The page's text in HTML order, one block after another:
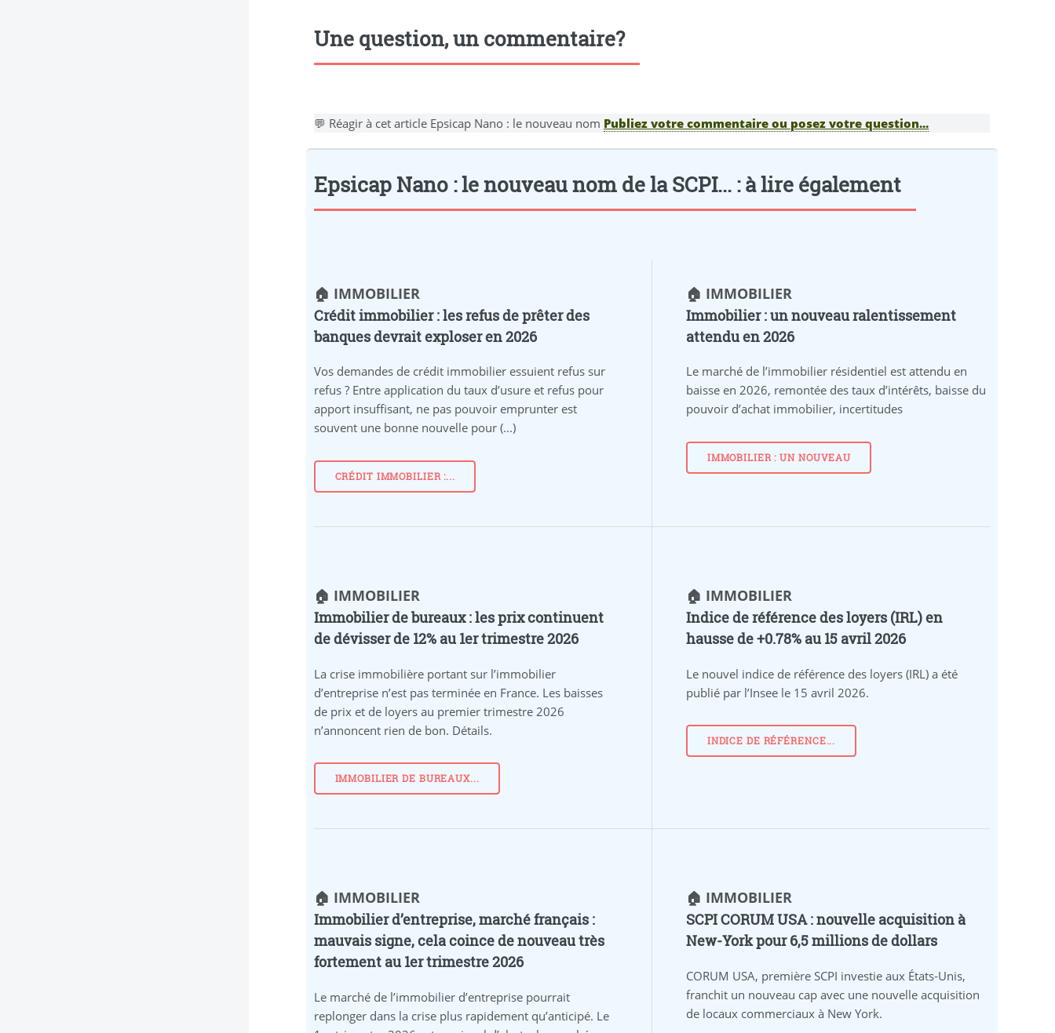
Une question, un commentaire?
💬 Réagir à cet article Epsicap Nano : le nouveau nom Publiez votre commentaire ou posez votre question...
Epsicap Nano : le nouveau nom de la SCPI... : à lire également
🏠 IMMOBILIER
Crédit immobilier : les refus de prêter des
banques devrait exploser en 2026
Vos demandes de crédit immobilier essuient refus sur
refus ? Entre application du taux d’usure et refus pour
apport insuffisant, ne pas pouvoir emprunter est
souvent une bonne nouvelle pour (...)
CRÉDIT IMMOBILIER :...
🏠 IMMOBILIER
Immobilier : un nouveau ralentissement
attendu en 2026
Le marché de l’immobilier résidentiel est attendu en
baisse en 2026, remontée des taux d’intérêts, baisse du
pouvoir d’achat immobilier, incertitudes
IMMOBILIER : UN NOUVEAU
🏠 IMMOBILIER
Immobilier de bureaux : les prix continuent
de dévisser de 12% au 1er trimestre 2026
La crise immobilière portant sur l’immobilier
d’entreprise n’est pas terminée en France. Les baisses
de prix et de loyers au premier trimestre 2026
n’annoncent rien de bon. Détails.
IMMOBILIER DE BUREAUX...
🏠 IMMOBILIER
Indice de référence des loyers (IRL) en
hausse de +0.78% au 15 avril 2026
Le nouvel indice de référence des loyers (IRL) a été
publié par l’Insee le 15 avril 2026.
INDICE DE RÉFÉRENCE...
🏠 IMMOBILIER
Immobilier d’entreprise, marché français :
mauvais signe, cela coince de nouveau très
fortement au 1er trimestre 2026
Le marché de l’immobilier d’entreprise pourrait
replonger dans la crise plus rapidement qu’anticipé. Le
🏠 IMMOBILIER
SCPI CORUM USA : nouvelle acquisition à
New-York pour 6,5 millions de dollars
CORUM USA, première SCPI investie aux États-Unis,
franchit un nouveau cap avec une nouvelle acquisition
de locaux commerciaux à New York.